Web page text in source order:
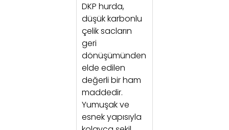
DKP hurda,
düşük karbonlu
çelik sacların
geri
dönüşümünden
elde edilen
değerli bir ham
maddedir.
Yumuşak ve
esnek yapısıyla